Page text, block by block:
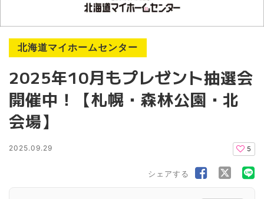
北海道マイホームセンター
2025年10月もプレゼント抽選会
開催中！【札幌・森林公園・北
会場】
2025.09.29 5
シェアする